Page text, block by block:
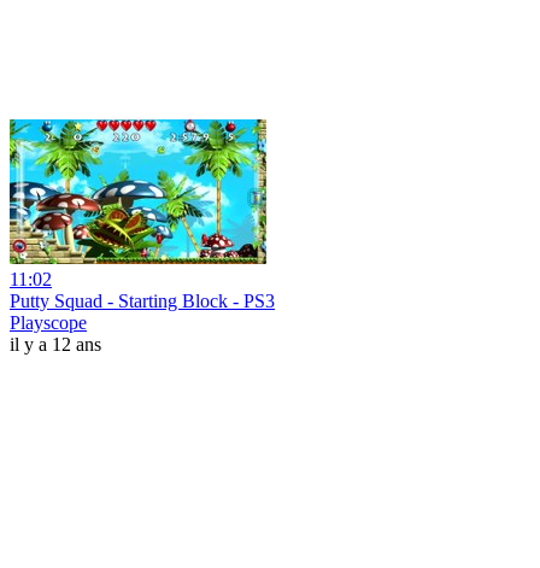
11:02
Putty Squad - Starting Block - PS3
Playscope
il y a 12 ans